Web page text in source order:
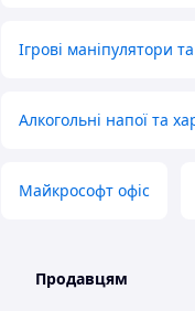
Ігрові маніпулятори
Алкогольні напої та
Майкрософт офіс
Продавцям